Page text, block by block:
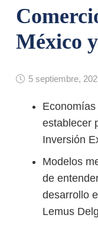
México
5 septiembre,
establecer
Inversión
Modelos
de
desarrollo
Lemus